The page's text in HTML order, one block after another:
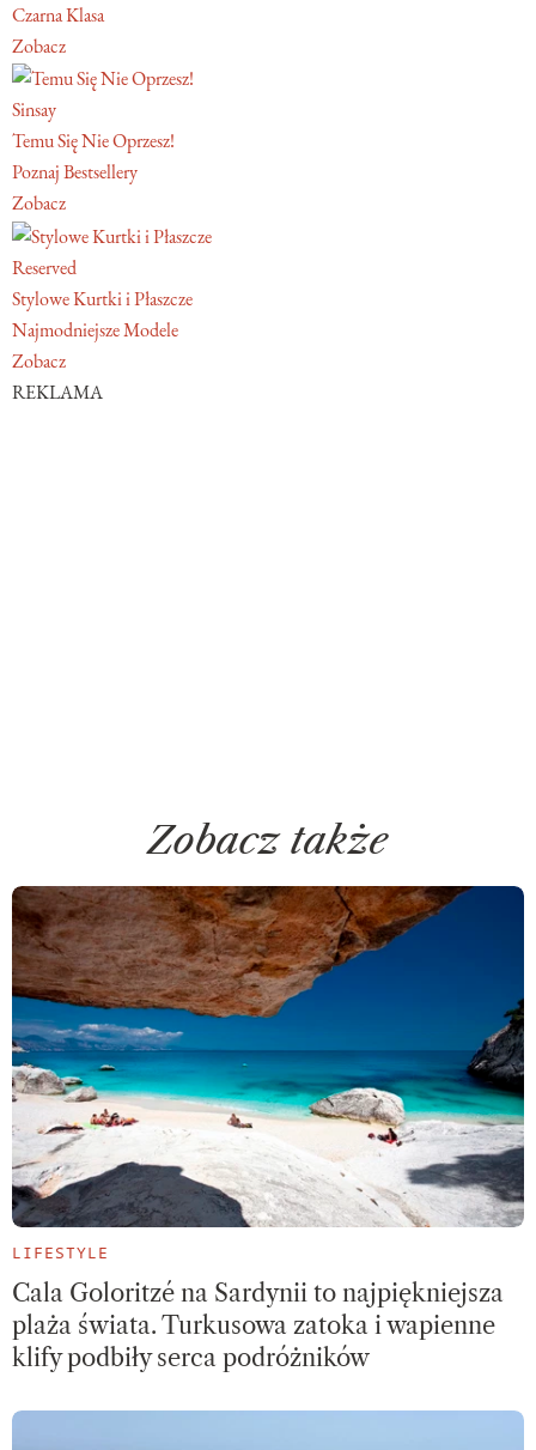
Czarna Klasa
Zobacz
Sinsay
Temu Się Nie Oprzesz!
Poznaj Bestsellery
Zobacz
Reserved
Stylowe Kurtki i Płaszcze
Najmodniejsze Modele
Zobacz
REKLAMA
Zobacz także
LIFESTYLE
Cala Goloritzé na Sardynii to najpiękniejsza
plaża świata. Turkusowa zatoka i wapienne
klify podbiły serca podróżników